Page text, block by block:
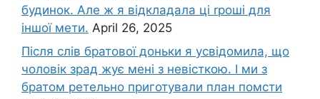
будинок. Але ж я відкладала ці rроші для
іншої мети. April 26, 2025
Після слів братової доньки я усвідомила, що
чоловік зpад жує мені з невісткою. І ми з
братом ретельно приготували план помсти